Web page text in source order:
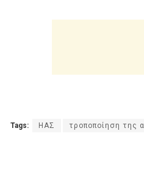
Tags: ΗΑΣ τροποποίηση της